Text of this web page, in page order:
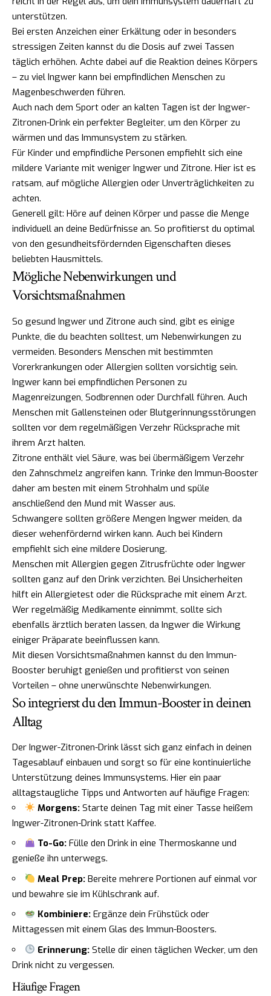
unterstützen.
Bei ersten Anzeichen einer Erkältung oder in besonders
stressigen Zeiten kannst du die Dosis auf zwei Tassen
täglich erhöhen. Achte dabei auf die Reaktion deines Körpers
– zu viel Ingwer kann bei empfindlichen Menschen zu
Magenbeschwerden führen.
Auch nach dem Sport oder an kalten Tagen ist der Ingwer-
Zitronen-Drink ein perfekter Begleiter, um den Körper zu
wärmen und das Immunsystem zu stärken.
Für Kinder und empfindliche Personen empfiehlt sich eine
mildere Variante mit weniger Ingwer und Zitrone. Hier ist es
ratsam, auf mögliche Allergien oder Unverträglichkeiten zu
achten.
Generell gilt: Höre auf deinen Körper und passe die Menge
individuell an deine Bedürfnisse an. So profitierst du optimal
von den gesundheitsfördernden Eigenschaften dieses
beliebten Hausmittels.
Mögliche Nebenwirkungen und
Vorsichtsmaßnahmen
So gesund Ingwer und Zitrone auch sind, gibt es einige
Punkte, die du beachten solltest, um Nebenwirkungen zu
vermeiden. Besonders Menschen mit bestimmten
Vorerkrankungen oder Allergien sollten vorsichtig sein.
Ingwer kann bei empfindlichen Personen zu
Magenreizungen, Sodbrennen oder Durchfall führen. Auch
Menschen mit Gallensteinen oder Blutgerinnungsstörungen
sollten vor dem regelmäßigen Verzehr Rücksprache mit
ihrem Arzt halten.
Zitrone enthält viel Säure, was bei übermäßigem Verzehr
den Zahnschmelz angreifen kann. Trinke den Immun-Booster
daher am besten mit einem Strohhalm und spüle
anschließend den Mund mit Wasser aus.
Schwangere sollten größere Mengen Ingwer meiden, da
dieser wehenfördernd wirken kann. Auch bei Kindern
empfiehlt sich eine mildere Dosierung.
Menschen mit Allergien gegen Zitrusfrüchte oder Ingwer
sollten ganz auf den Drink verzichten. Bei Unsicherheiten
hilft ein Allergietest oder die Rücksprache mit einem Arzt.
Wer regelmäßig Medikamente einnimmt, sollte sich
ebenfalls ärztlich beraten lassen, da Ingwer die Wirkung
einiger Präparate beeinflussen kann.
Mit diesen Vorsichtsmaßnahmen kannst du den Immun-
Booster beruhigt genießen und profitierst von seinen
Vorteilen – ohne unerwünschte Nebenwirkungen.
So integrierst du den Immun-Booster in deinen
Alltag
Der Ingwer-Zitronen-Drink lässt sich ganz einfach in deinen
Tagesablauf einbauen und sorgt so für eine kontinuierliche
Unterstützung deines Immunsystems. Hier ein paar
alltagstaugliche Tipps und Antworten auf häufige Fragen:
Morgens: Starte deinen Tag mit einer Tasse heißem
Ingwer-Zitronen-Drink statt Kaffee.
To-Go: Fülle den Drink in eine Thermoskanne und
genieße ihn unterwegs.
Meal Prep: Bereite mehrere Portionen auf einmal vor
und bewahre sie im Kühlschrank auf.
Kombiniere: Ergänze dein Frühstück oder
Mittagessen mit einem Glas des Immun-Boosters.
Erinnerung: Stelle dir einen täglichen Wecker, um den
Drink nicht zu vergessen.
Häufige Fragen